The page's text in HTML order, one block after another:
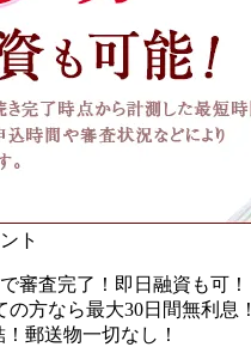
ト
審査完了！即日融資も可！
の方なら最大30日間無利息！
！郵送物一切なし！